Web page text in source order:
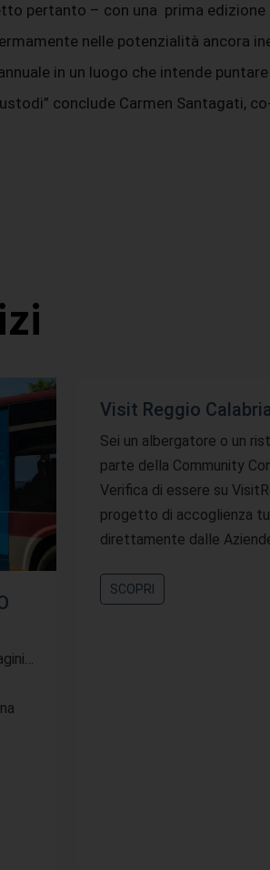
pertanto – con una prima edizione
nelle potenzialità ancora
in un luogo che intende
conclude Carmen Santagati,
Visit Reggio
Sei un albergatore o un
parte della Community
Verifica di essere su
progetto di accoglienza
direttamente dalle
SCOPRI